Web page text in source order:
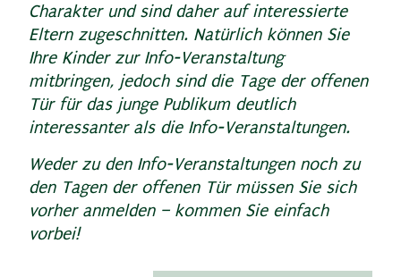
Charakter und sind daher auf interessierte
Eltern zugeschnitten. Natürlich können Sie
Ihre Kinder zur Info-Veranstaltung
mitbringen, jedoch sind die Tage der offenen
Tür für das junge Publikum deutlich
interessanter als die Info-Veranstaltungen.
Weder zu den Info-Veranstaltungen noch zu
den Tagen der offenen Tür müssen Sie sich
vorher anmelden – kommen Sie einfach
vorbei!